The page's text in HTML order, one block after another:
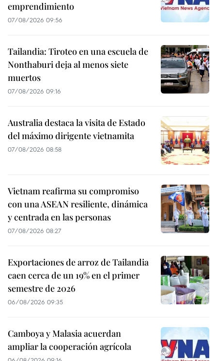
emprendimiento
07/08/2026 09:56
Tailandia: Tiroteo en una escuela de
Nonthaburi deja al menos siete
muertos
07/08/2026 09:16
Australia destaca la visita de Estado
del máximo dirigente vietnamita
07/08/2026 08:58
Vietnam reafirma su compromiso
con una ASEAN resiliente, dinámica
y centrada en las personas
07/08/2026 08:27
Exportaciones de arroz de Tailandia
caen cerca de un 19% en el primer
semestre de 2026
06/08/2026 09:35
Camboya y Malasia acuerdan
ampliar la cooperación agrícola